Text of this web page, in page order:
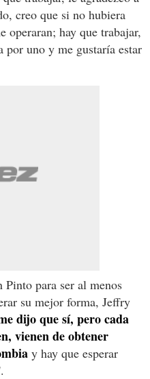
creo que si no hubiera
operaran; hay que trabajar,
por uno y me gustaría estar
para ser al menos
su mejor forma, Jeffry
dijo que sí, pero cada
vienen de obtener
y hay que esperar